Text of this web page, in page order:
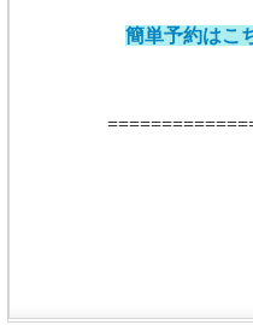
簡単予約はこ